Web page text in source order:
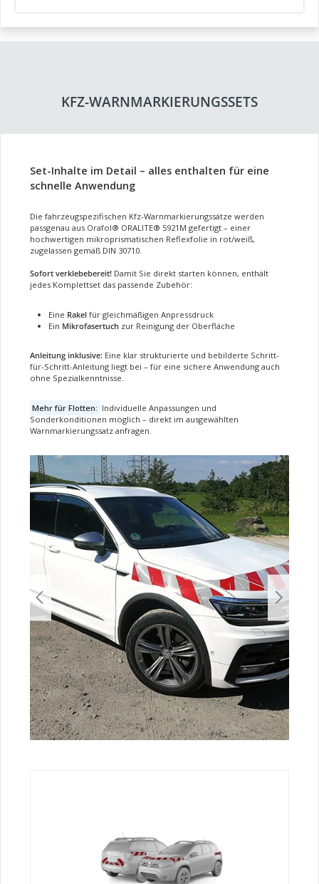
KFZ-WARNMARKIERUNGSSETS
Set-Inhalte im Detail – alles enthalten für eine
schnelle Anwendung
Die fahrzeugspezifischen Kfz-Warnmarkierungssätze werden
passgenau aus Orafol® ORALITE® 5921M gefertigt – einer
hochwertigen mikroprismatischen Reflexfolie in rot/weiß,
zugelassen gemäß DIN 30710.
Sofort verklebebereit! Damit Sie direkt starten können, enthält
jedes Komplettset das passende Zubehör:
Eine Rakelfür gleichmäßigen Anpressdruck
Ein Mikrofasertuchzur Reinigung der Oberfläche
Anleitung inklusive: Eine klar strukturierte und bebilderte Schritt-
für-Schritt-Anleitung liegt bei – für eine sichere Anwendung auch
ohne Spezialkenntnisse.
Mehr für Flotten: Individuelle Anpassungen und
Sonderkonditionen möglich – direkt im ausgewählten
Warnmarkierungssatz anfragen.
Bildergalerie überspringen